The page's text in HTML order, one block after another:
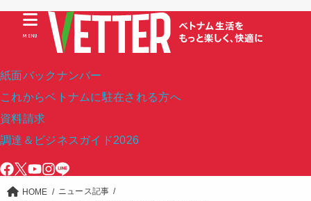
紙面バックナンバー
これからベトナムに駐在される方へ
資料請求
調達＆ビジネスガイド2026
MENU
HOME
ニュース記事